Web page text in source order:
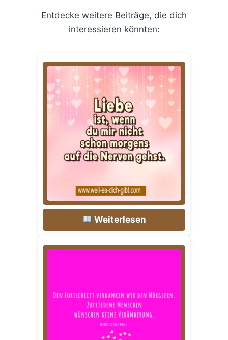
Entdecke weitere Beiträge, die dich
interessieren könnten:
Weiterlesen